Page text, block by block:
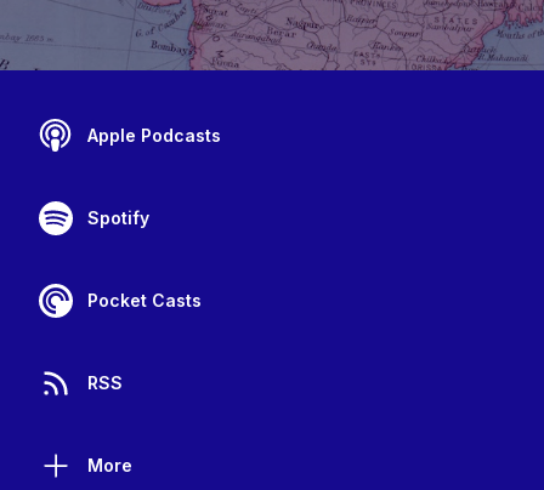
Apple Podcasts
Spotify
Pocket Casts
RSS
More